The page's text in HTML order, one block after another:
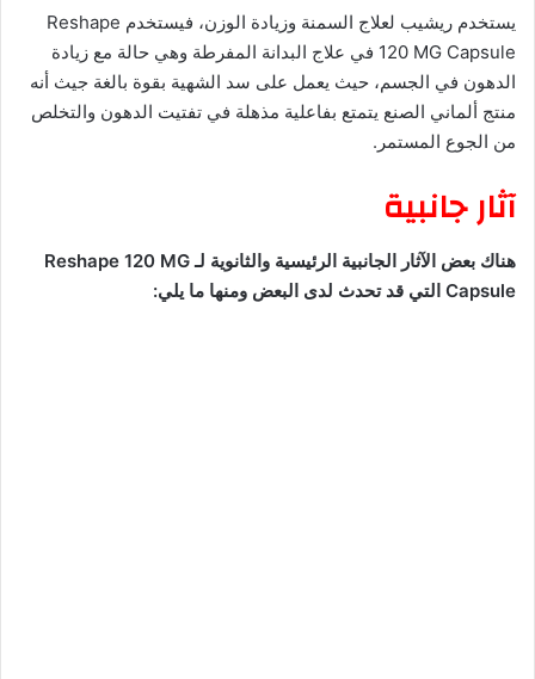
يستخدم ريشيب لعلاج السمنة وزيادة الوزن، ف
يستخدم Reshape
120 MG Capsule في علاج البدانة المفرطة وهي حالة مع زيادة
الدهون في الجسم، حيث يعمل على سد الشهية بقوة بالغة جيث أنه
منتج ألماني الصنع يتمتع بفاعلية مذهلة في تفتيت الدهون والتخلص
من الجوع المستمر.
آثار جانبية
هناك بعض الآثار الجانبية الرئيسية والثانوية لـ Reshape 120 MG
Capsule التي قد تحدث لدى البعض ومنها ما يلي: